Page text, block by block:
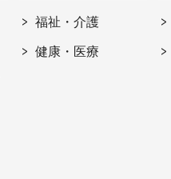
福祉・介護
健康・医療